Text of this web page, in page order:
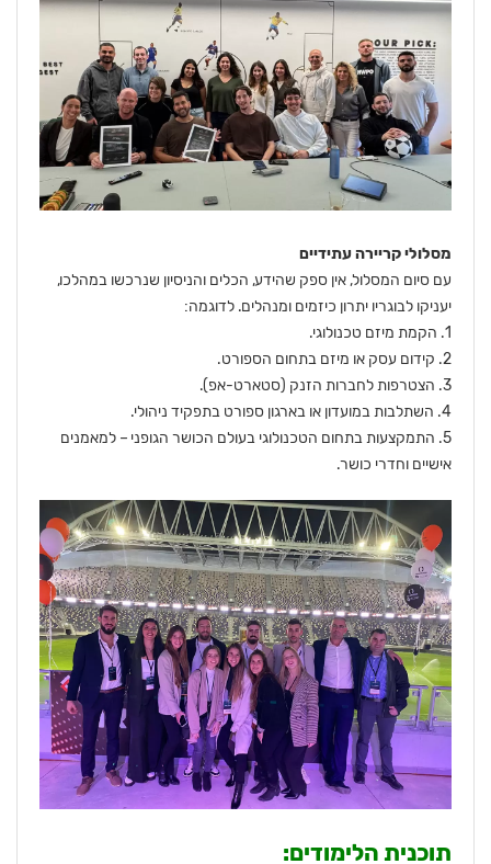
מסלולי קריירה עתידיים
עם סיום המסלול, אין ספק שהידע, הכלים והניסיון שנרכשו במהלכו,
יעניקו לבוגריו יתרון כיזמים ומנהלים. לדוגמה:
1. הקמת מיזם טכנולוגי.
2. קידום עסק או מיזם בתחום הספורט.
3. הצטרפות לחברות הזנק (סטארט-אפ).
4. השתלבות במועדון או בארגון ספורט בתפקיד ניהולי.
5. התמקצעות בתחום הטכנולוגי בעולם הכושר הגופני – למאמנים
אישיים וחדרי כושר.
תוכנית הלימודים: